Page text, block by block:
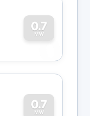
0.7
MW
0
0.7
MW